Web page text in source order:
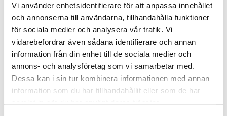
Vi använder enhetsidentifierare för att anpassa innehållet
och annonserna till användarna, tillhandahålla funktioner
för sociala medier och analysera vår trafik. Vi
vidarebefordrar även sådana identifierare och annan
information från din enhet till de sociala medier och
annons- och analysföretag som vi samarbetar med.
Dessa kan i sin tur kombinera informationen med annan
information som du har tillhandahållit eller som de har
Softsole 8.0 dämpar och avlastar för att skona kropp
och rygg under arbetsdagen, och är precis lika
behaglig på sommarvandringen.
Mer information